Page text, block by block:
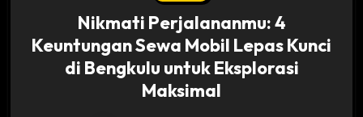
Nikmati Perjalananmu: 4
Keuntungan Sewa Mobil Lepas Kunci
di Bengkulu untuk Eksplorasi
Maksimal